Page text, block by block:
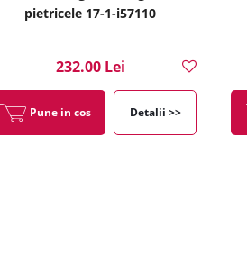
pietricele 17-1-i57110
232.00 Lei
Pune in cos Detalii >>